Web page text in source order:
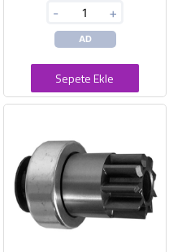
- +
AD
Sepete Ekle